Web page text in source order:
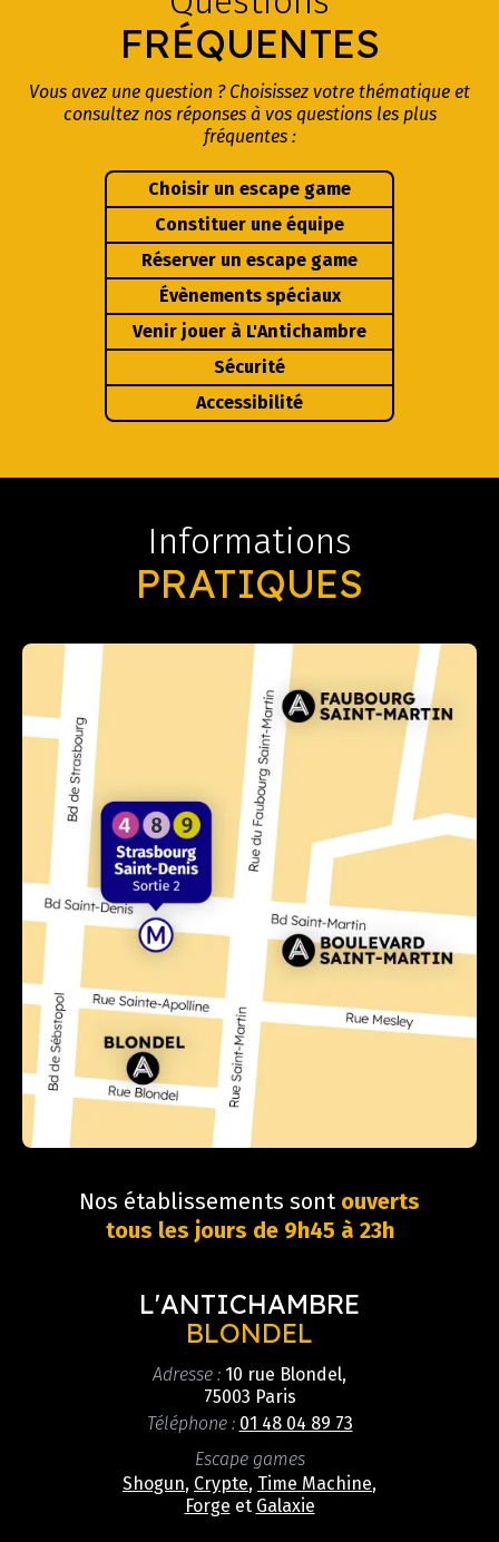
FRÉQUENTES
Vous avez une question ? Choisissez votre thématique et
consultez nos réponses à vos questions les plus
fréquentes :
Choisir un escape game
Constituer une équipe
Réserver un escape game
Évènements spéciaux
Venir jouer à L'Antichambre
Sécurité
Accessibilité
Informations
PRATIQUES
Nos établissements sont ouverts
tous les jours de 9h45 à 23h
L'ANTICHAMBRE
BLONDEL
Adresse : 10 rue Blondel,
75003 Paris
Téléphone : 01 48 04 89 73
Escape games
Shogun, Crypte, Time Machine,
Forge et Galaxie